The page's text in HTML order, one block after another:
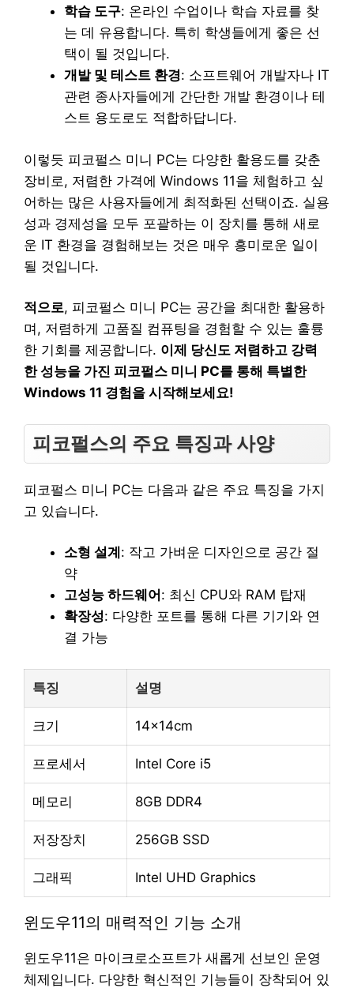
학습 도구: 온라인 수업이나 학습 자료를 찾
는 데 유용합니다. 특히 학생들에게 좋은 선
택이 될 것입니다.
개발 및 테스트 환경: 소프트웨어 개발자나 IT
관련 종사자들에게 간단한 개발 환경이나 테
스트 용도로도 적합하답니다.
이렇듯 피코펄스 미니 PC는 다양한 활용도를 갖춘
장비로, 저렴한 가격에 Windows 11을 체험하고 싶
어하는 많은 사용자들에게 최적화된 선택이죠. 실용
성과 경제성을 모두 포괄하는 이 장치를 통해 새로
운 IT 환경을 경험해보는 것은 매우 흥미로운 일이
될 것입니다.
적으로, 피코펄스 미니 PC는 공간을 최대한 활용하
며, 저렴하게 고품질 컴퓨팅을 경험할 수 있는 훌륭
한 기회를 제공합니다. 이제 당신도 저렴하고 강력
한 성능을 가진 피코펄스 미니 PC를 통해 특별한
Windows 11 경험을 시작해보세요!
피코펄스의 주요 특징과 사양
피코펄스 미니 PC는 다음과 같은 주요 특징을 가지
고 있습니다.
소형 설계 : 작고 가벼운 디자인으로 공간 절
약
고성능 하드웨어 : 최신 CPU와 RAM 탑재
확장성: 다양한 포트를 통해 다른 기기와 연
결 가능
특징 설명
크기 14x14cm
프로세서 Intel Core i5
메모리 8GB DDR4
저장장치 256GB SSD
그래픽 Intel UHD Graphics
윈도우11의 매력적인 기능 소개
윈도우11은 마이크로소프트가 새롭게 선보인 운영
체제입니다. 다양한 혁신적인 기능들이 장착되어 있